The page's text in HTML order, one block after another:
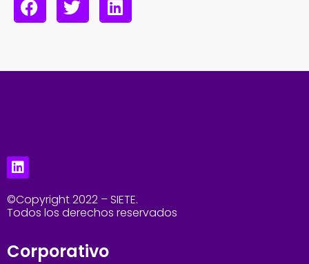
©Copyright 2022 – SIETE.
Todos los derechos reservados
Corporativo